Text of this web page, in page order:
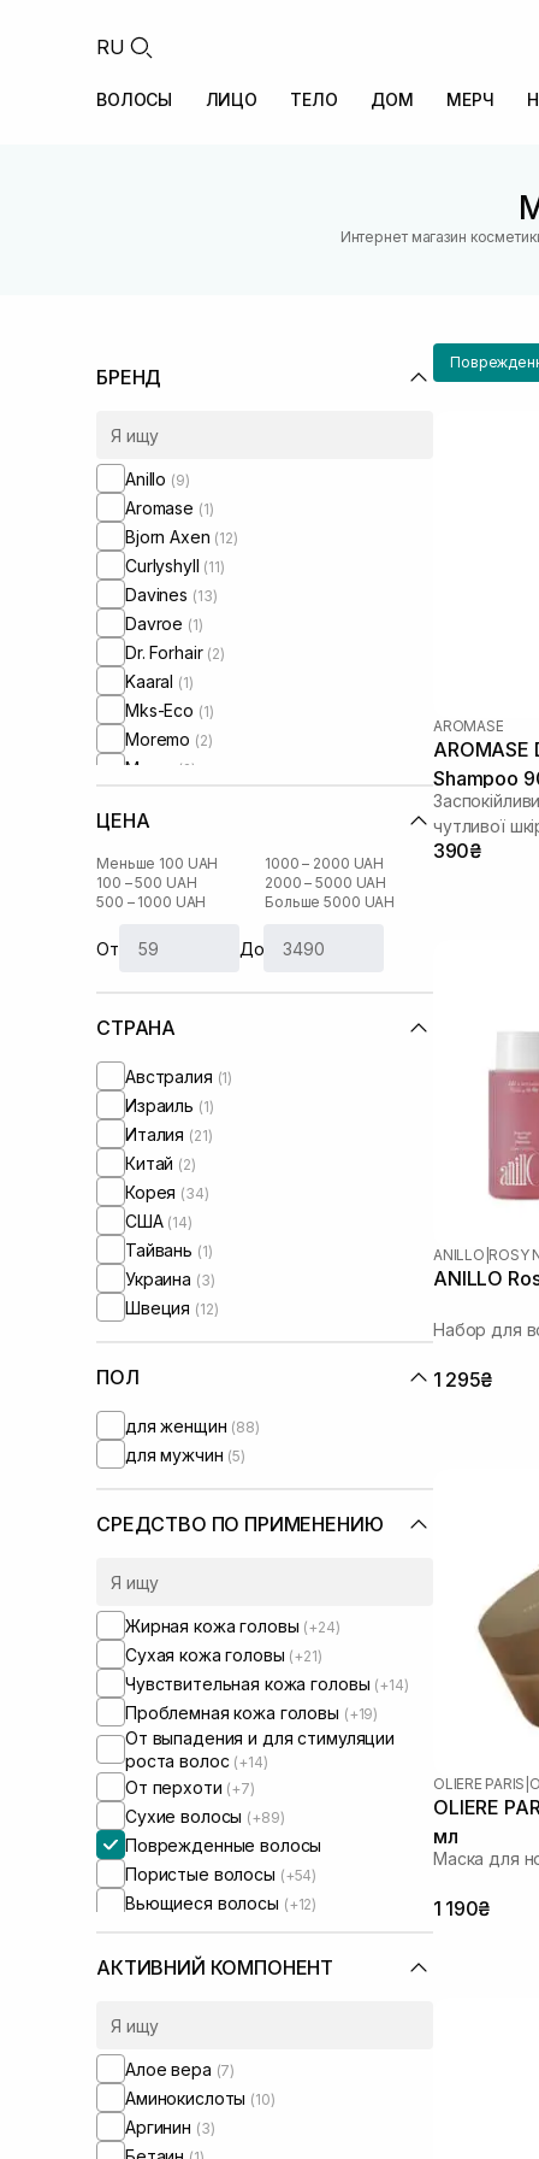
RU
ВОЛОСЫ ЛИЦО ТЕЛО ДОМ МЕРЧ
Интернет магазин
БРЕНД
Anillo (9)
Aromase (1)
Bjorn Axen (12)
Curlyshyll (11)
Davines (13)
Davroe (1)
Dr. Forhair (2)
Kaaral (1)
Mks-Eco (1)
Moremo (2)
Muran (2)
Neuma
Oliere Paris
Oribe(5)
Orising(3)
Rated Green (8)
WhoCares
Xuandi Si
ЦЕНА
Меньше 100 UAH
100 – 500 UAH
500 – 1000 UAH
1000 – 2000 UAH
2000 – 5000 UAH
Больше 5000 UAH
От До
СТРАНА
Австралия (1)
Израиль (1)
Италия (21)
Китай (2)
Корея (34)
США (14)
Тайвань (1)
Украина (3)
Швеция (12)
ПОЛ
для женщин (88)
для мужчин (5)
СРЕДСТВО ПО ПРИМЕНЕНИЮ
Жирная кожа головы (+24)
Сухая кожа головы (+21)
Чувствительная кожа головы (+14)
Проблемная кожа головы (+19)
От выпадения и для стимуляции
роста волос (+14)
От перхоти (+7)
Сухие волосы (+89)
Поврежденные волосы
Пористые волосы (+54)
Вьющиеся волосы (+12)
Окрашенные волосы(+43)
Тонкие волосы(+52)
Для объема волос
Для восстановления волос
Для глубокой очистки
Маски для блонда
АКТИВНИЙ КОМПОНЕНТ
Алое вера (7)
Аминокислоты (10)
Аргинин (3)
AROMASE
AROMASE
Shampoo
чутливої
390₴
ANILLO ROSY
ANILLO
Набор для
1 295₴
OLIERE PARIS
OLIERE
мл
Маска для
1 190₴